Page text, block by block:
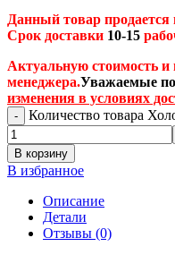
Данный товар продается
Срок доставки 10-15
Актуальную стоимость и
менеджера.Уважаемые
изменения в условиях
Количество товара
В корзину
В избранное
Описание
Детали
Отзывы (0)